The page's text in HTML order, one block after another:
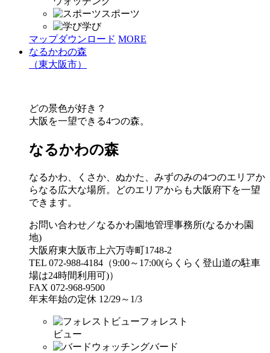
スポーツ
学び
マップダウンロード MORE
なるかわの森
（東大阪市）
どの景色が好き？
大阪を一望できる4つの森。
なるかわの森
なるかわ、くさか、ぬかた、みずのみの4つのエリアか
らなる広大な場所。どのエリアからも大阪府下を一望
できます。
お問い合わせ／なるかわ園地管理事務所(なるかわ園
地)
大阪府東大阪市上六万寺町1748-2
TEL 072-988-4184（9:00～17:00(らくらく登山道の駐車
場は24時間利用可)）
FAX 072-968-9500
年末年始の定休 12/29～1/3
フォレスト
ビュー
バード